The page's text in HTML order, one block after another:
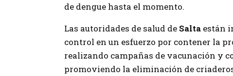
de dengue hasta el momento.
Las autoridades de salud de Salta están
control en un esfuerzo por contener la
realizando campañas de vacunación y
promoviendo la eliminación de